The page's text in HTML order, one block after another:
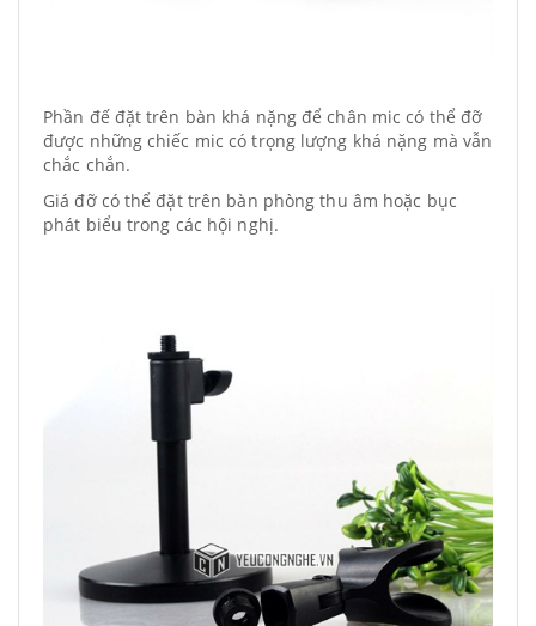
Phần đế đặt trên bàn khá nặng để chân mic có thể đỡ
được những chiếc mic có trọng lượng khá nặng mà vẫn
chắc chắn.
Giá đỡ có thể đặt trên bàn phòng thu âm hoặc bục
phát biểu trong các hội nghị.